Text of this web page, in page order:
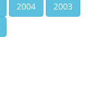
2004
2003